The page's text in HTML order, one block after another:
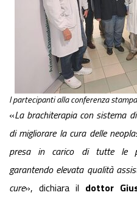
I partecipanti alla conferenza stampa
«La brachiterapia con sistema
di migliorare la cura delle
presa in carico di tutte le
garantendo elevata qualità
cure», dichiara il dottor